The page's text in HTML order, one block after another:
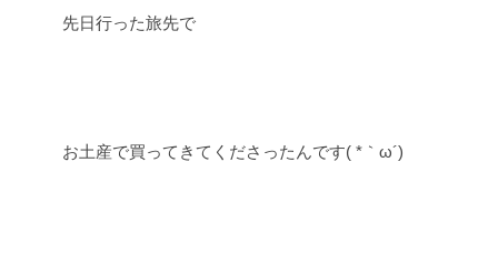
先日行った旅先で
お土産で買ってきてくださったんです( *｀ω´)